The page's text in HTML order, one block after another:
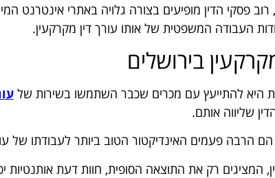
פסקי הדין מופיעים בצורה גלויה באתרי אינטרנט
העבודה המשפטית של אותו עורך דין מקרקעין.
בירושלים
היא להתייעץ עם מכרים שכבר השתמשו בשירות של
שליווה אותם.
הם הרבה פעמים האינדיקטור הטוב ביותר לעבודתו של
המציגים רק את התוצאה הסופית, חוות דעת אותנטיות